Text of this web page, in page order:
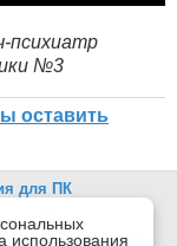
психиатр
№3
оставить
для ПК
tv29.ru
General Public
использования